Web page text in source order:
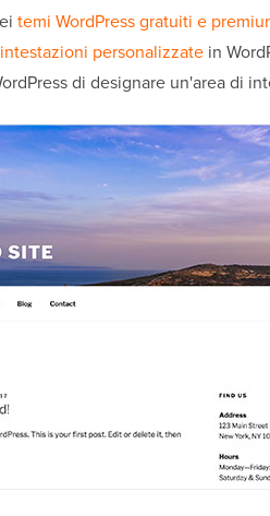
temi WordPress gratuiti e
intestazioni personalizzate in
di designare un'area di